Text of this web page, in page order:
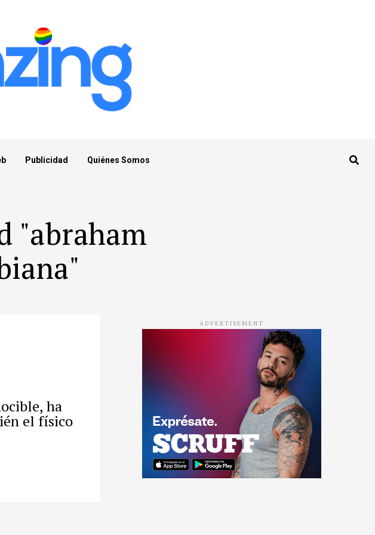
Publicidad Quiénes Somos
"abraham
ha
el físico
ADVERTISEMENT